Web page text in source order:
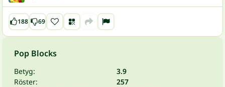
188 69
Pop Blocks
Betyg:
3.9
Röster:
257